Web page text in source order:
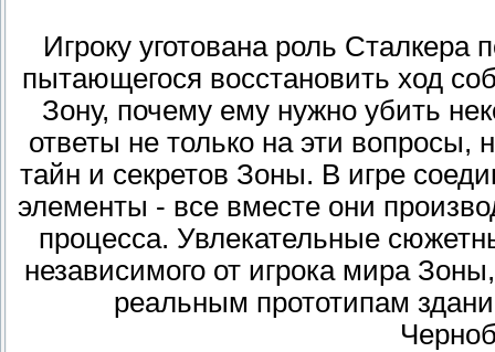
Игроку уготована роль
пытающегося восстановить ход
Зону, почему ему нужно убить
ответы не только на эти вопросы,
тайн и секретов Зоны. В игре
элементы - все вместе они
процесса. Увлекательные
независимого от игрока мира
реальным прототипам